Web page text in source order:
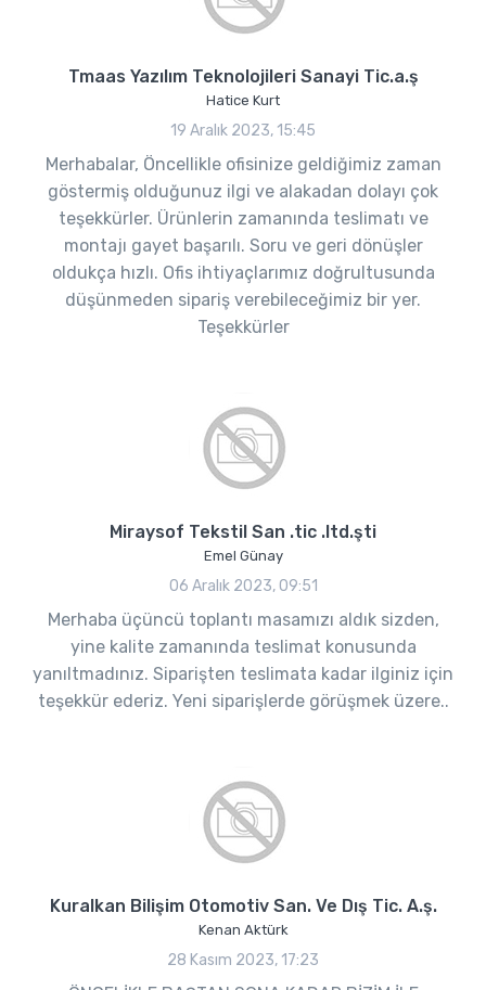
Tmaas Yazılım Teknolojileri Sanayi Tic.a.ş
Hatice Kurt
19 Aralık 2023, 15:45
Merhabalar, Öncellikle ofisinize geldiğimiz zaman
göstermiş olduğunuz ilgi ve alakadan dolayı çok
teşekkürler. Ürünlerin zamanında teslimatı ve
montajı gayet başarılı. Soru ve geri dönüşler
oldukça hızlı. Ofis ihtiyaçlarımız doğrultusunda
düşünmeden sipariş verebileceğimiz bir yer.
Teşekkürler
Miraysof Tekstil San .tic .ltd.şti
Emel Günay
06 Aralık 2023, 09:51
Merhaba üçüncü toplantı masamızı aldık sizden,
yine kalite zamanında teslimat konusunda
yanıltmadınız. Siparişten teslimata kadar ilginiz için
teşekkür ederiz. Yeni siparişlerde görüşmek üzere..
Kuralkan Bilişim Otomotiv San. Ve Dış Tic. A.ş.
Kenan Aktürk
28 Kasım 2023, 17:23